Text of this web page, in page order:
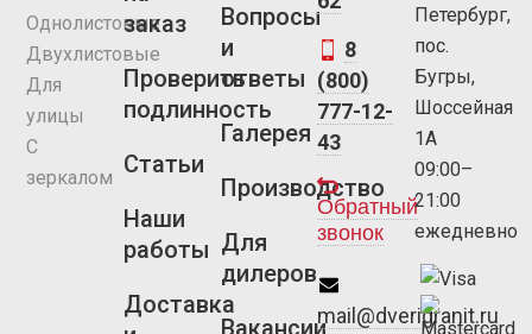
Однолистовые
Двухлистовые
Для
улицы
С
зеркалом
заказ
Проверить
подлинность
Статьи
Наши
работы
Доставка
Вопросы
и
ответы
Галерея
Производство
Для
дилеров
Вакансии
8
(800)
777-12-
43
Обратный
звонок
mail@dverigranit.ru
Петербург,
пос.
Бугры,
Шоссейная
1А
09:00–
21:00
ежедневно